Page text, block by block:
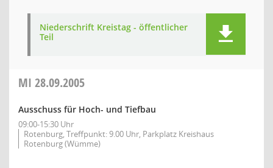
Niederschrift Kreistag - öffentlicher
Teil
MI 28.09.2005
Ausschuss für Hoch- und Tiefbau
09:00-15:30 Uhr
Rotenburg, Treffpunkt: 9.00 Uhr, Parkplatz Kreishaus
Rotenburg (Wümme)